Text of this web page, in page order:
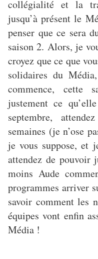
collégialité et la
jusqu’à présent le
penser que ce sera
saison 2. Alors, je
croyez que ce que
solidaires du
commence, cette
justement ce
septembre,
semaines (je n’ose
je vous suppose, et
attendez de pouvoir
moins Aude
programmes arriver
savoir comment les
équipes vont enfin
Média !